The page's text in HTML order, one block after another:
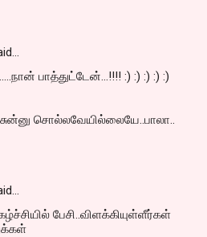
பாத்துட்டேன்...!!!! :) :) :) :) :)
சொல்லவேயில்லையே..பாலா..
பேசி..விளக்கியுள்ளீர்கள்